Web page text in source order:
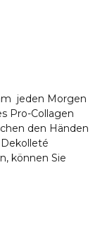
jeden Morgen
Pro-Collagen
den Händen
können Sie